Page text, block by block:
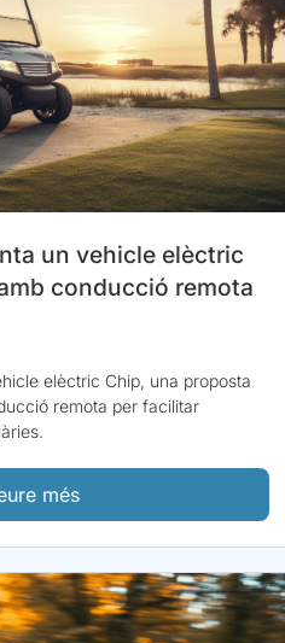
un vehicle elèctric
conducció remota
elèctric Chip, una proposta
remota per facilitar
més